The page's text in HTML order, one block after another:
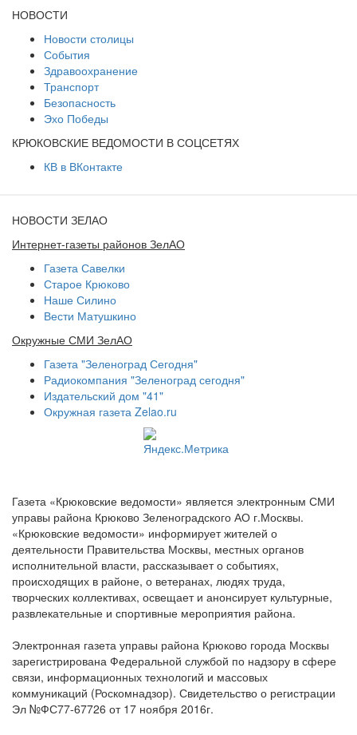
НОВОСТИ
Новости столицы
События
Здравоохранение
Транспорт
Безопасность
Эхо Победы
КРЮКОВСКИЕ ВЕДОМОСТИ В СОЦСЕТЯХ
КВ в ВКонтакте
НОВОСТИ ЗЕЛАО
Интернет-газеты районов ЗелАО
Газета Савелки
Старое Крюково
Наше Силино
Вести Матушкино
Окружные СМИ ЗелАО
Газета "Зеленоград Сегодня"
Радиокомпания "Зеленоград сегодня"
Издательский дом "41"
Окружная газета Zelao.ru
Газета «Крюковские ведомости» является электронным СМИ
управы района Крюково Зеленоградского АО г.Москвы.
«Крюковские ведомости» информирует жителей о
деятельности Правительства Москвы, местных органов
исполнительной власти, рассказывает о событиях,
происходящих в районе, о ветеранах, людях труда,
творческих коллективах, освещает и анонсирует культурные,
развлекательные и спортивные мероприятия района.
Электронная газета управы района Крюково города Москвы
зарегистрирована Федеральной службой по надзору в сфере
связи, информационных технологий и массовых
коммуникаций (Роскомнадзор). Свидетельство о регистрации
Эл №ФС77-67726 от 17 ноября 2016г.